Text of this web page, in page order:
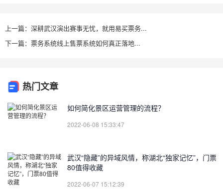
上一篇：深耕武汉演出赛事无忧，就用易买票务...
下一篇：票务系统线上售票系统如何真正落地...
热门文章
如何简化景区运营管理的流程？
2022-06-08 15:33:47
武汉“隐藏”的异域风情，称湖北“独家记忆”，门票
80值得收藏
2022-06-07 15:12:39